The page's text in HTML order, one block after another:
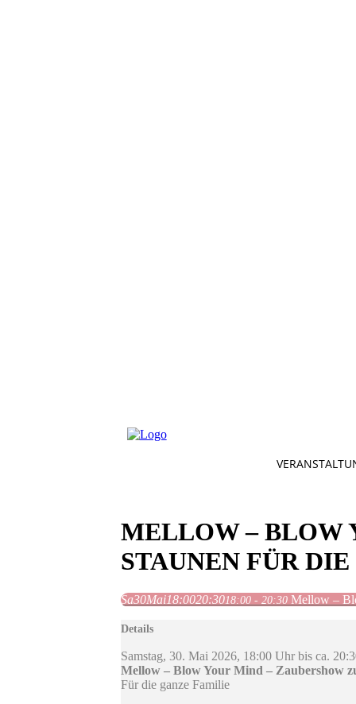
MELLOW – BLOW
STAUNEN FÜR
Sa30Mai18:0020:3018:00 - 20:30 Mellow –
Details
Samstag, 30. Mai 2026, 18:00 Uhr bis ca.
Mellow – Blow Your Mind – Zaubershow
Für die ganze Familie